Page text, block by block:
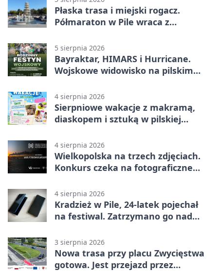
Płaska trasa i miejski rogacz.
Półmaraton w Pile wraca z
5 sierpnia 2026
Bayraktar, HIMARS i Hurricane.
Wojskowe widowisko na pilskim
4 sierpnia 2026
Sierpniowe wakacje z makramą,
diaskopem i sztuką w pilskiej
4 sierpnia 2026
Wielkopolska na trzech zdjęciach.
Konkurs czeka na fotograficzne
4 sierpnia 2026
Kradzież w Pile, 24-latek pojechał
na festiwal. Zatrzymano go nad
3 sierpnia 2026
Nowa trasa przy placu Zwycięstwa
gotowa. Jest przejazd przez